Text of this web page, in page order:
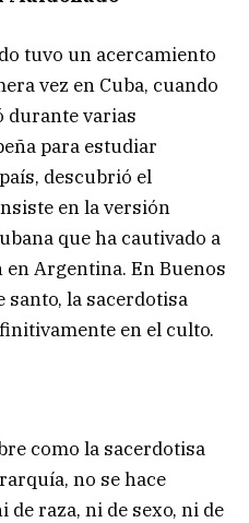
tuvo un acercamiento
vez en Cuba, cuando
durante varias
para estudiar
descubrió el
en la versión
que ha cautivado a
Argentina. En Buenos
santo, la sacerdotisa
en el culto.
como la sacerdotisa
no se hace
de raza, ni de sexo, ni de